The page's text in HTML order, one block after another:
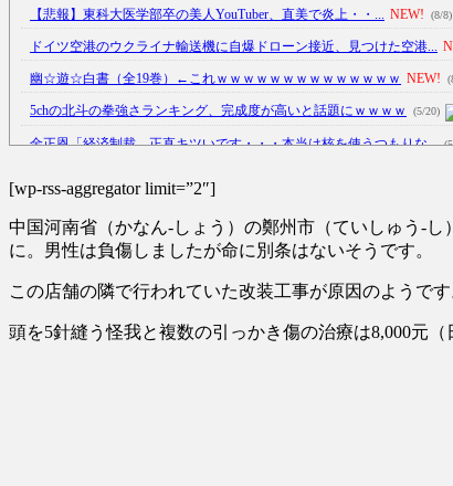
【悲報】東科大医学部卒の美人YouTuber、直美で炎上・・... NEW! (8/8)
ドイツ空港のウクライナ輸送機に自爆ドローン接近、見つけた空港...
幽☆遊☆白書（全19巻）←これｗｗｗｗｗｗｗｗｗｗｗｗｗｗ NEW!
5chの北斗の拳強さランキング、完成度が高いと話題にｗｗｗｗ (5/20)
金正恩「経済制裁、正直キツいです・・・本当は核を使うつもりな...
顔20点、体80点と評価されていた女子学生が男子学生らの性の... (12/26)
[wp-rss-aggregator limit=”2″]
中国河南省（かなん-しょう）の鄭州市（ていしゅう-
に。男性は負傷しましたが命に別条はないそうです。
この店舗の隣で行われていた改装工事が原因のようです
頭を5針縫う怪我と複数の引っかき傷の治療は8,000元